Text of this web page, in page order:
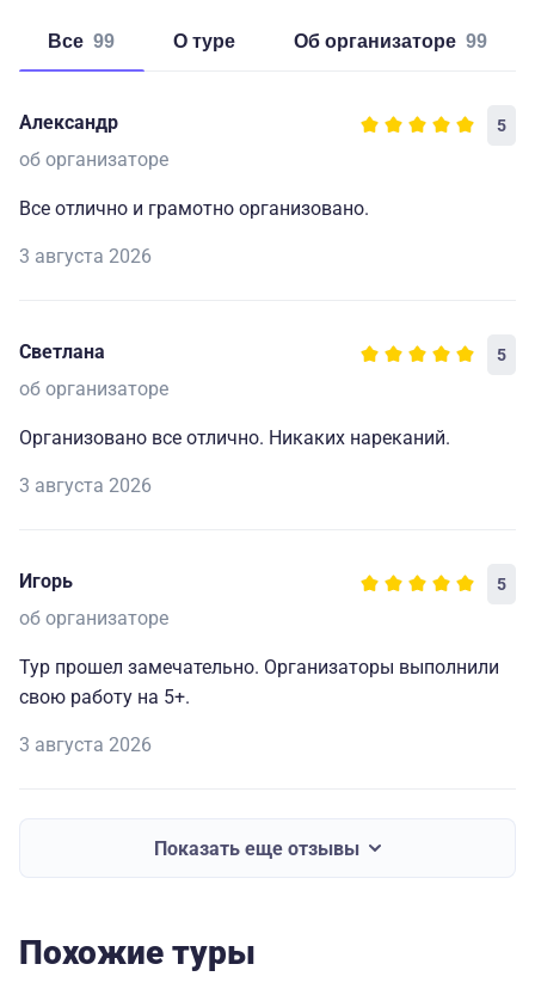
Все 99 о туре об организаторе 99
Александр 5
об организаторе
Все отлично и грамотно организовано.
3 августа 2026
Светлана 5
об организаторе
Организовано все отлично. Никаких нареканий.
3 августа 2026
Игорь 5
об организаторе
Тур прошел замечательно. Организаторы выполнили
свою работу на 5+.
3 августа 2026
Показать еще отзывы
Похожие туры